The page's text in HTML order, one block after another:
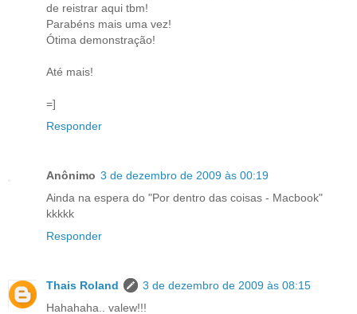
de reistrar aqui tbm!
Parabéns mais uma vez!
Ótima demonstração!
Até mais!
=]
Responder
Anônimo 3 de dezembro de 2009 às 00:19
Ainda na espera do "Por dentro das coisas - Macbook"
kkkkk
Responder
Thais Roland
3 de dezembro de 2009 às 08:15
Hahahaha.. valew!!!